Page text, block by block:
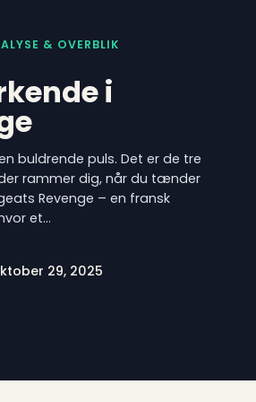
& OVERBLIK
i
buldrende puls. Det er de tre
rammer dig, når du tænder
Revenge – en fransk
et…
29, 2025